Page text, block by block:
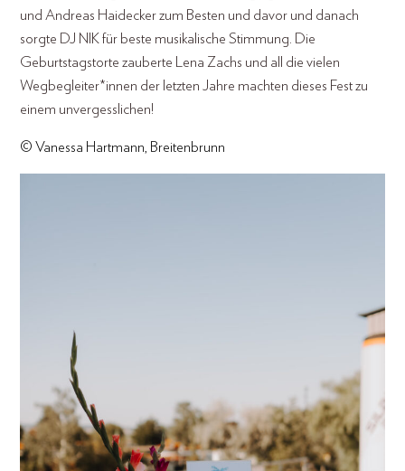
und Andreas Haidecker zum Besten und davor und danach
sorgte DJ NIK für beste musikalische Stimmung. Die
Geburtstagstorte zauberte Lena Zachs und all die vielen
Wegbegleiter*innen der letzten Jahre machten dieses Fest zu
einem unvergesslichen!
© Vanessa Hartmann, Breitenbrunn